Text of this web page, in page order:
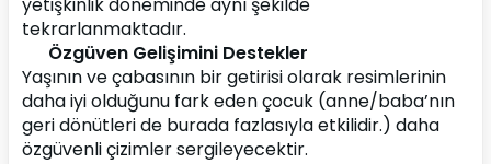
tekrarlanmaktadır.
Özgüven Gelişimini Destekler
Yaşının ve çabasının bir getirisi olarak resimlerinin
daha iyi olduğunu fark eden çocuk (anne/baba’nın
geri dönütleri de burada fazlasıyla etkilidir.) daha
özgüvenli çizimler sergileyecektir.